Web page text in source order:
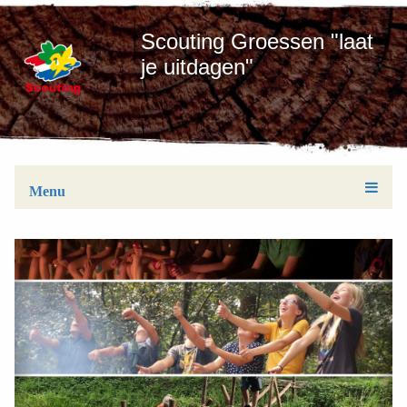
Scouting Groessen "laat
je uitdagen"
Menu